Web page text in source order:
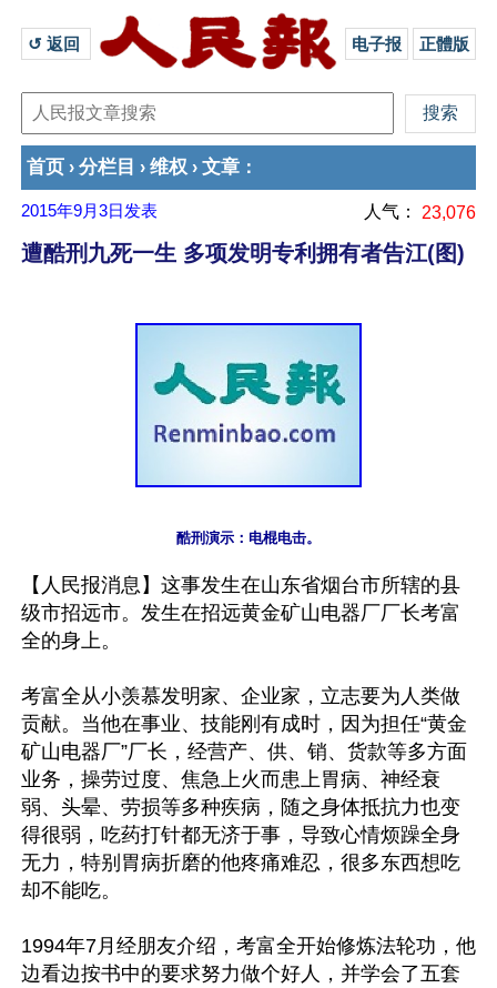
↺ 返回 电子报 正體版
首页 › 分栏目 › 维权 › 文章 ：
2015年9月3日 发表 人气： 23,076
遭酷刑九死一生 多项发明专利拥有者告江(图)
【人民报消息】这事发生在山东省烟台市所辖的县
级市招远市。发生在招远黄金矿山电器厂厂长考富
全的身上。
考富全从小羡慕发明家、企业家，立志要为人类做
贡献。当他在事业、技能刚有成时，因为担任“黄金
矿山电器厂”厂长，经营产、供、销、货款等多方面
业务，操劳过度、焦急上火而患上胃病、神经衰
弱、头晕、劳损等多种疾病，随之身体抵抗力也变
得很弱，吃药打针都无济于事，导致心情烦躁全身
无力，特别胃病折磨的他疼痛难忍，很多东西想吃
却不能吃。
1994年7月经朋友介绍，考富全开始修炼法轮功，他
边看边按书中的要求努力做个好人，并学会了五套